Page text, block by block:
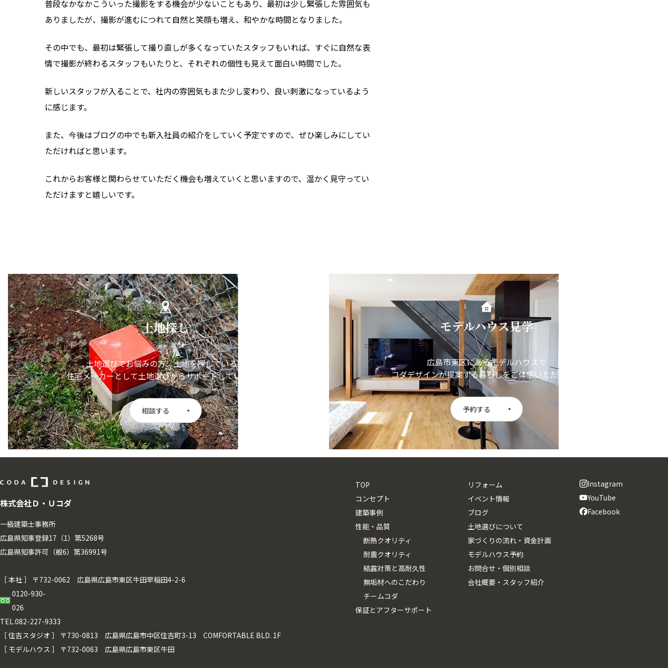
普段なかなかこういった撮影をする機会が少ないこともあり、最初は少し緊張した雰囲気も
ありましたが、撮影が進むにつれて自然と笑顔も増え、和やかな時間となりました。
その中でも、最初は緊張して撮り直しが多くなっていたスタッフもいれば、すぐに自然な表
情で撮影が終わるスタッフもいたりと、それぞれの個性も見えて面白い時間でした。
新しいスタッフが入ることで、社内の雰囲気もまた少し変わり、良い刺激になっているよう
に感じます。
また、今後はブログの中でも新入社員の紹介をしていく予定ですので、ぜひ楽しみにしてい
ただければと思います。
これからお客様と関わらせていただく機会も増えていくと思いますので、温かく見守ってい
ただけますと嬉しいです。
土地探し
土地選びでお悩みの方、土地を探している方
住宅メーカーとして土地選びからサポートしています。
相談する
モデルハウス見学
広島市東区にあるモデルハウスで
コダデザインが提案する暮らしをご体感いただけます
予約する
株式会社Ｄ・Ｕコダ
一級建築士事務所
広島県知事登録17（1）第5268号
広島県知事許可（般6）第36991号
［ 本社 ］
〒732-0062 広島県広島市東区牛田早稲田4-2-6
0120-930-
026
TEL.082-227-9333
［ 住吉スタジオ ］
〒730-0813 広島県広島市中区住吉町3-13 COMFORTABLE BLD. 1F
［ モデルハウス ］
〒732-0063 広島県広島市東区牛田
TOP
コンセプト
建築事例
性能・品質
断熱クオリティ
耐震クオリティ
結露対策と高耐久性
無垢材へのこだわり
チームコダ
保証とアフターサポート
リフォーム
イベント情報
ブログ
土地選びについて
家づくりの流れ・資金計画
モデルハウス予約
お問合せ・個別相談
会社概要・スタッフ紹介
Instagram
YouTube
Facebook